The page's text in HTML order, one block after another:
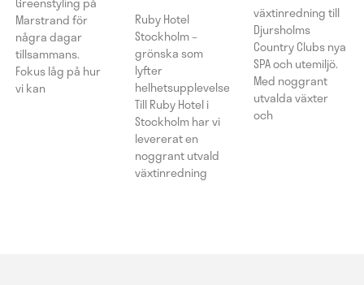
Marstrand för
några dagar
tillsammans.
Fokus låg på hur
vi kan
Ruby Hotel
Stockholm –
grönska som
lyfter
helhetsupplevelsen
Till Ruby Hotel i
Stockholm har vi
levererat en
noggrant utvald
växtinredning
växtinredning till
Djursholms
Country Clubs nya
SPA och utemiljö.
Med noggrant
utvalda växter
och